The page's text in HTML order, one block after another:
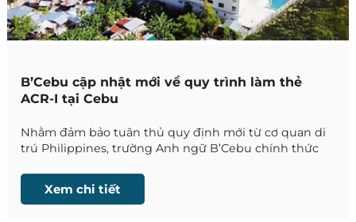
B’Cebu cập nhật mới về quy trình làm thẻ
ACR-I tại Cebu
Nhằm đảm bảo tuân thủ quy định mới từ cơ quan di
trú Philippines, trường Anh ngữ B’Cebu chính thức
ký thẻ ACR-I dành cho học viên quốc tế lưu trú trên
59 ngày.
Xem chi tiết